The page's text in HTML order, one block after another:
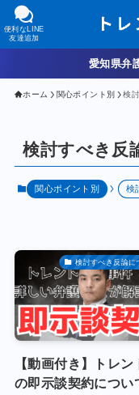
便利なLINE
友達追加
愛知県弁
ホーム 関心ポイント別 検
検討すべき反
関心ポイント別 検
検討すべき反論に
【動画付き】トレン
の即示談契約につい